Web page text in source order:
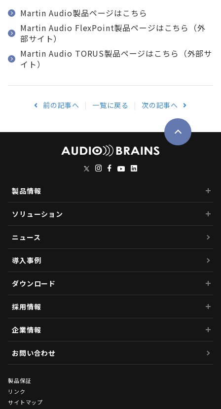
Martin Audio製品ページはこちら
Martin Audio FlexPoint製品ページはこちら（外
部サイト）
Martin Audio TORUS製品ページはこちら（外部サ
イト）
前の記事へ 一覧に戻る 次の記事へ
製品情報
ソリューション
ニュース
導入事例
ダウンロード
採用情報
企業情報
お問い合わせ
製品保証
リンク
サイトマップ